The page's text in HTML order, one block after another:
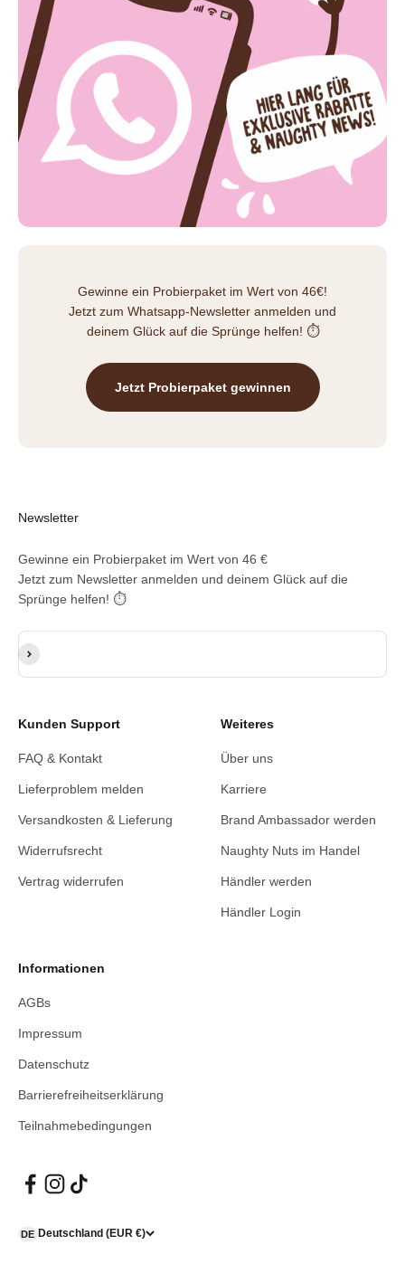
Gewinne ein Probierpaket im Wert von 46€!
Jetzt zum Whatsapp-Newsletter anmelden und
deinem Glück auf die Sprünge helfen! ⏱️
Jetzt Probierpaket gewinnen
Newsletter
Gewinne ein Probierpaket im Wert von 46 €
Jetzt zum Newsletter anmelden und deinem Glück auf die
Sprünge helfen! ⏱️
E-Mail-Adresse
Abonnieren
Kunden Support
FAQ & Kontakt
Lieferproblem melden
Versandkosten & Lieferung
Widerrufsrecht
Vertrag widerrufen
Weiteres
Über uns
Karriere
Brand Ambassador werden
Naughty Nuts im Handel
Händler werden
Händler Login
Informationen
AGBs
Impressum
Datenschutz
Barrierefreiheitserklärung
Teilnahmebedingungen
DE Deutschland (EUR €)